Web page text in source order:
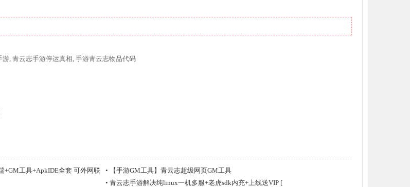
游, 青云志手游停运真相, 手游青云志物品代码
+GM工具+ApkIDE全套 可外网联
•
【手游GM工具】青云志超级网页GM工具
• 青云志手游解决纯linux一机多服+老虎sdk内充+上线送VIP [